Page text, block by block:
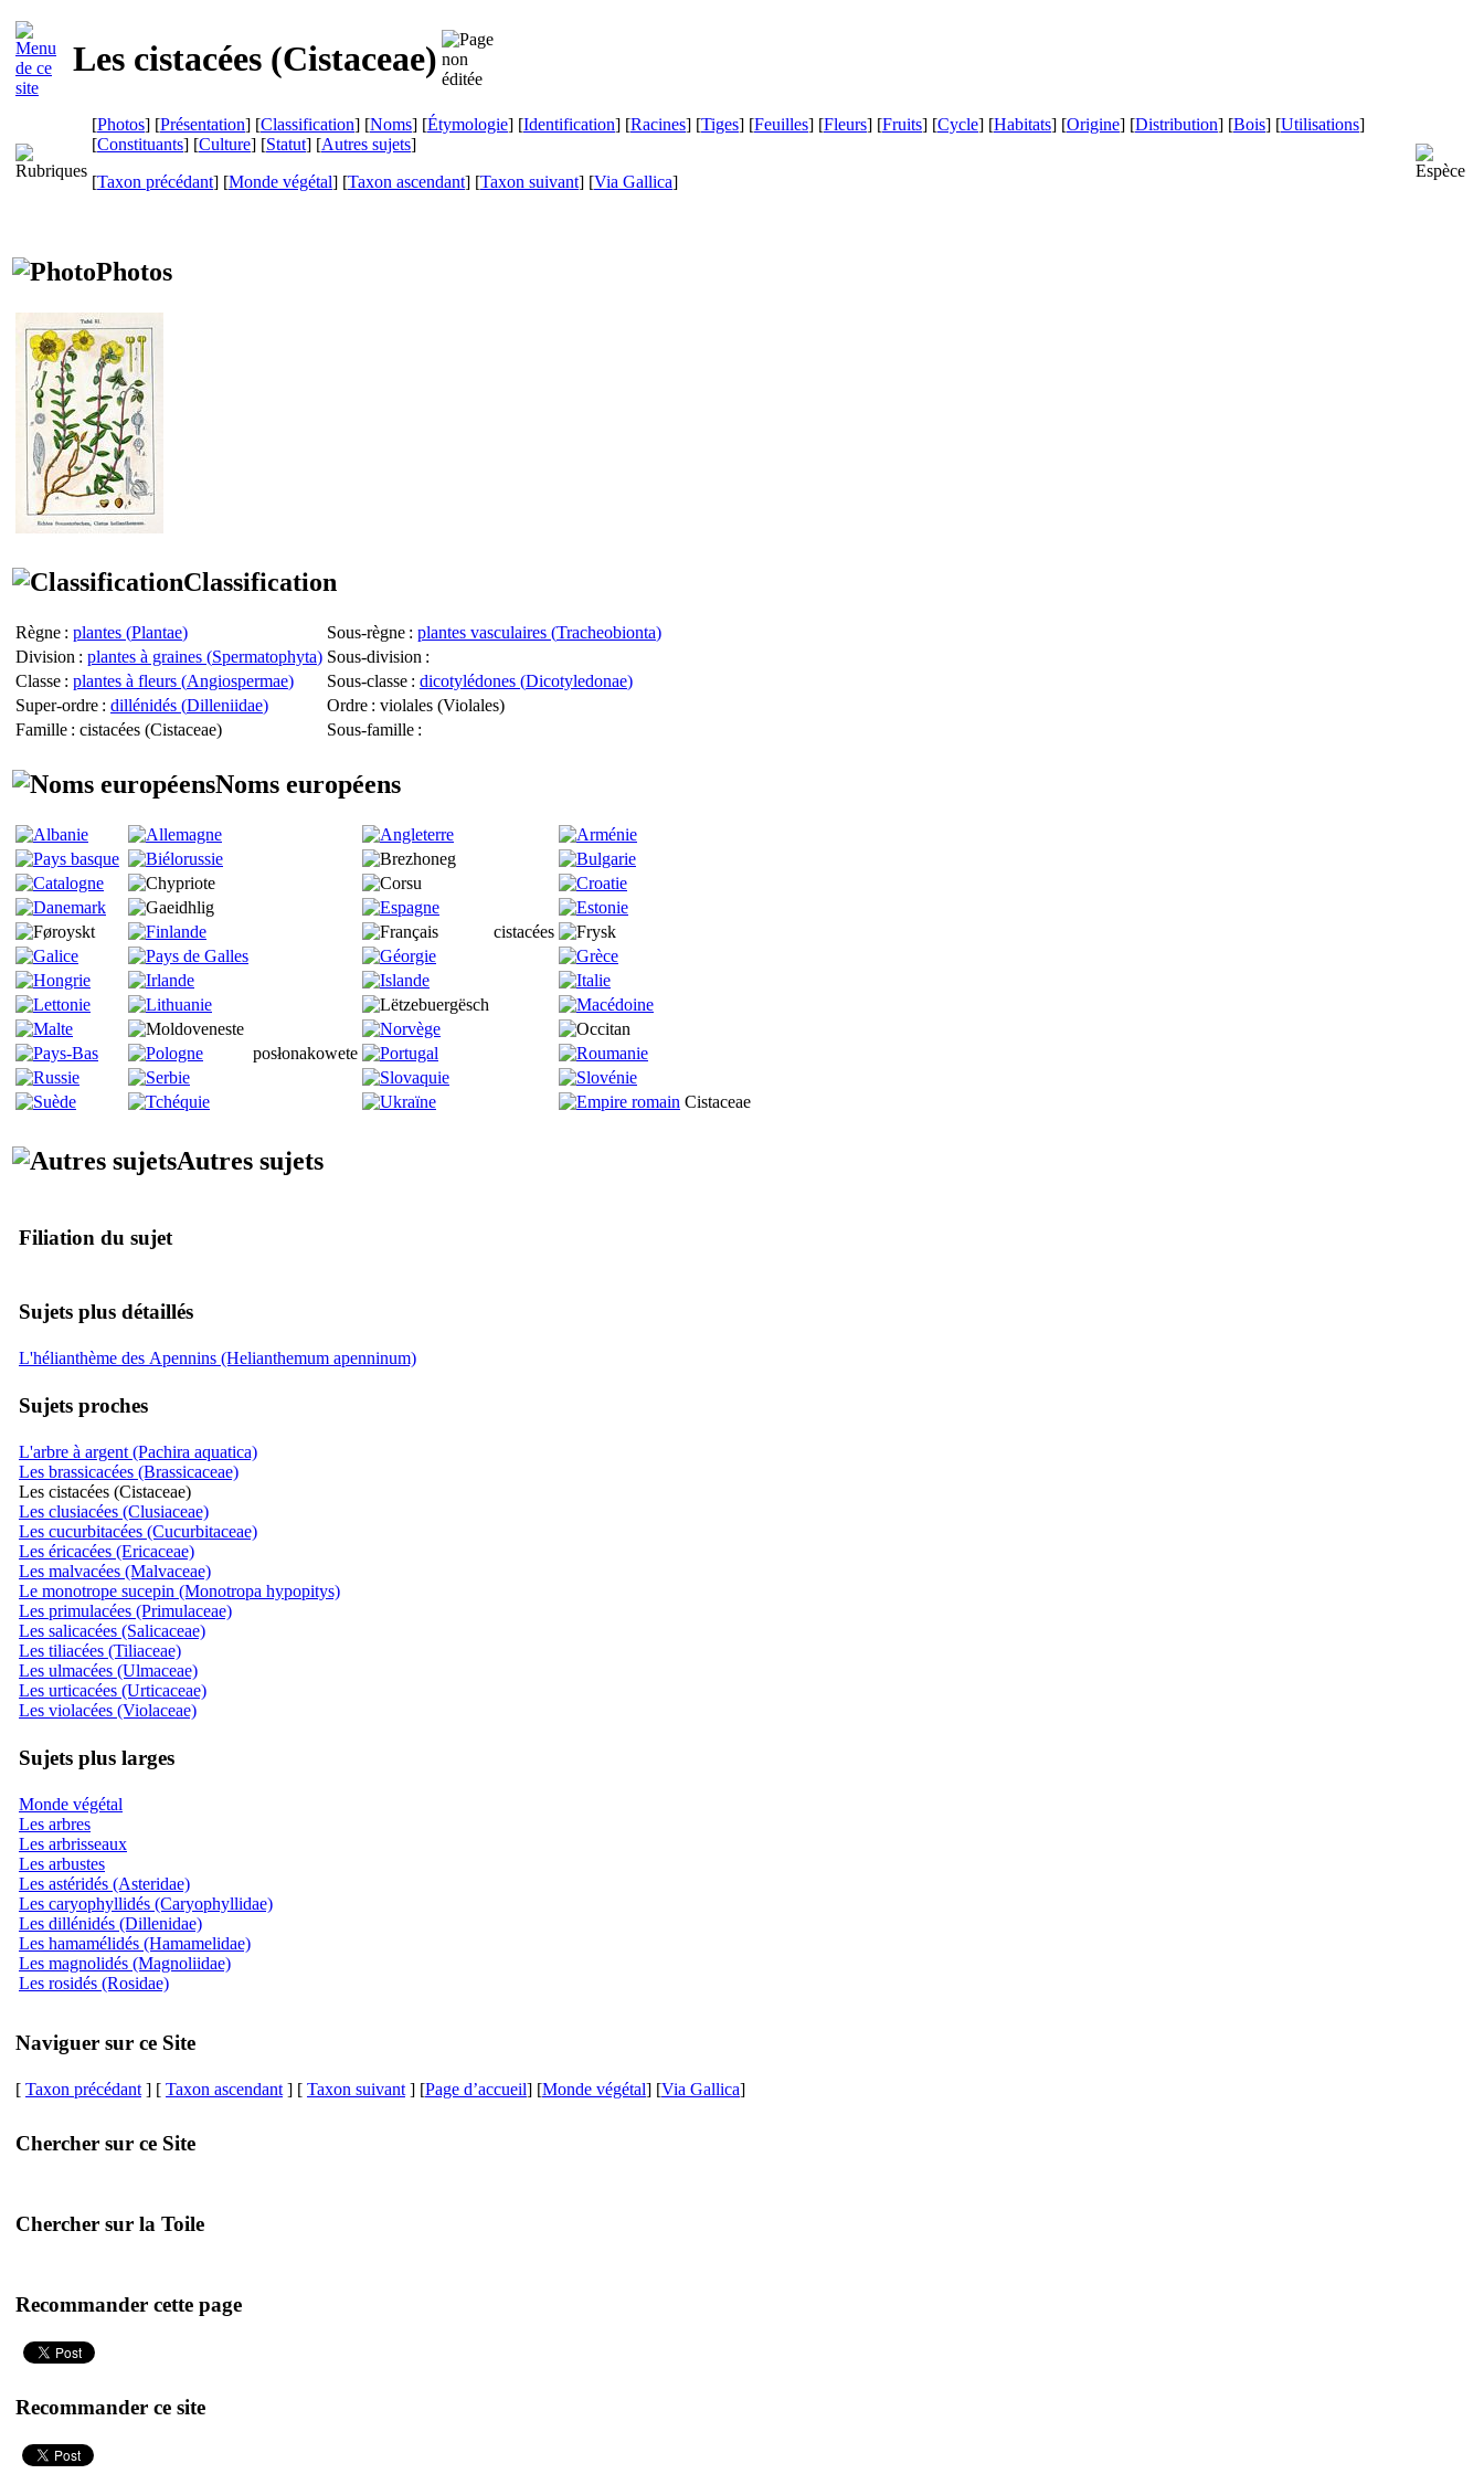
Les cistacées (Cistaceae)
[Photos] [Présentation] [Classification] [Noms] [Étymologie] [Identification] [Racines] [Tiges] [Feuilles] [Fleurs] [Fruits] [Cycle] [Habitats] [Origine] [Distribution] [Bois] [Utilisations]
[Constituants] [Culture] [Statut] [Autres sujets]
[Taxon précédant] [Monde végétal] [Taxon ascendant] [Taxon suivant] [Via Gallica]
Photos
Classification
Règne : plantes (Plantae) Sous-règne : plantes vasculaires (Tracheobionta)
Division : plantes à graines (Spermatophyta) Sous-division :
Classe : plantes à fleurs (Angiospermae) Sous-classe : dicotylédones (Dicotyledonae)
Super-ordre : dillénidés (Dilleniidae) Ordre : violales (Violales)
Famille : cistacées (Cistaceae) Sous-famille :
Noms européens
cistacées
posłonakowete
Cistaceae
Autres sujets
Filiation du sujet
Sujets plus détaillés
L'hélianthème des Apennins (Helianthemum apenninum)
Sujets proches
L'arbre à argent (Pachira aquatica)
Les brassicacées (Brassicaceae)
Les cistacées (Cistaceae)
Les clusiacées (Clusiaceae)
Les cucurbitacées (Cucurbitaceae)
Les éricacées (Ericaceae)
Les malvacées (Malvaceae)
Le monotrope sucepin (Monotropa hypopitys)
Les primulacées (Primulaceae)
Les salicacées (Salicaceae)
Les tiliacées (Tiliaceae)
Les ulmacées (Ulmaceae)
Les urticacées (Urticaceae)
Les violacées (Violaceae)
Sujets plus larges
Monde végétal
Les arbres
Les arbrisseaux
Les arbustes
Les astéridés (Asteridae)
Les caryophyllidés (Caryophyllidae)
Les dillénidés (Dillenidae)
Les hamamélidés (Hamamelidae)
Les magnolidés (Magnoliidae)
Les rosidés (Rosidae)
Naviguer sur ce Site
[ Taxon précédant ] [ Taxon ascendant ] [ Taxon suivant ] [Page d’accueil] [Monde végétal] [Via Gallica]
Chercher sur ce Site
Chercher sur la Toile
Recommander cette page
Recommander ce site